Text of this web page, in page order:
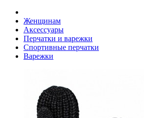
Женщинам
Аксессуары
Перчатки и варежки
Спортивные перчатки
Варежки